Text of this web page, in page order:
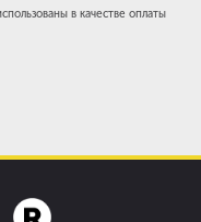
в качестве оплаты